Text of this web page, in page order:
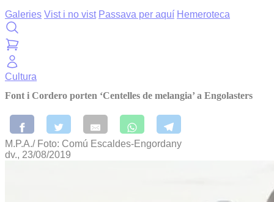
Galeries Vist i no vist Passava per aquí Hemeroteca
Cultura
Font i Cordero porten ‘Centelles de melangia’ a Engolasters
M.P.A./ Foto: Comú Escaldes-Engordany
dv., 23/08/2019